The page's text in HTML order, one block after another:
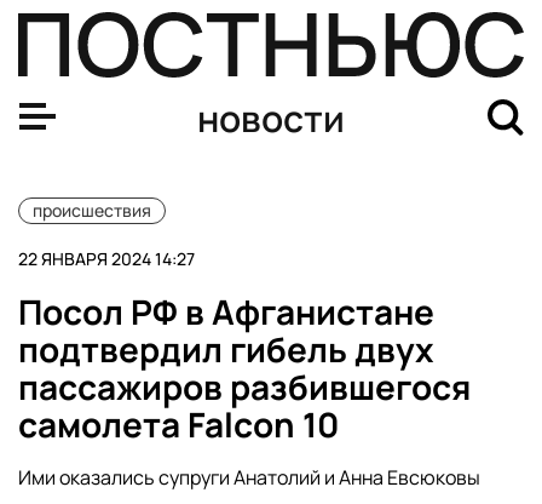
новости
происшествия
22 ЯНВАРЯ 2024 14:27
Посол РФ в Афганистане
подтвердил гибель двух
пассажиров разбившегося
самолета Falcon 10
Ими оказались супруги Анатолий и Анна Евсюковы
В Кирове проводница выбросила из поезда домашнего